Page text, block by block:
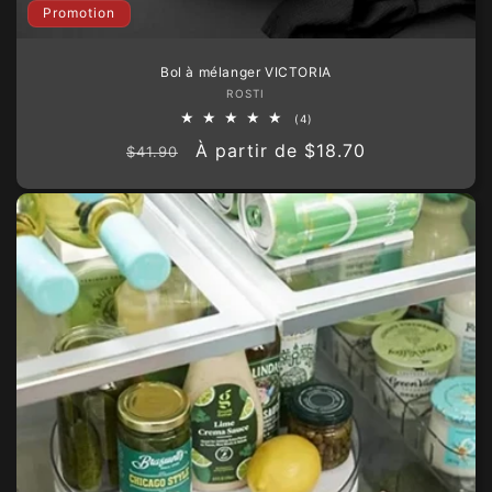
Promotion
Bol à mélanger VICTORIA
Fournisseur :
ROSTI
(4)
des
Prix
$41.90
Prix
À partir de $18.70